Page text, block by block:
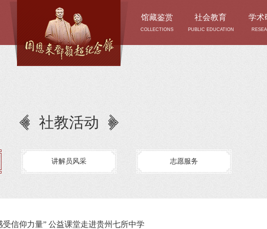
馆藏鉴赏
COLLECTIONS
社会教育
PUBLIC EDUCATION
学术
社教活动
讲解员风采 志愿服务
信仰力量” 公益课堂走进贵州七所中学